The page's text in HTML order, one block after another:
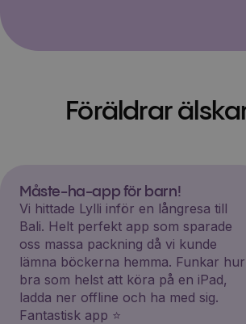
Föräldrar
Måste-ha-app för barn!
Vi hittade Lylli inför en långresa till
Bali. Helt perfekt app som sparade
oss massa packning då vi kunde
lämna böckerna hemma. Funkar hur
bra som helst att köra på en iPad,
ladda ner offline och ha med sig.
Fantastisk app ⭐️